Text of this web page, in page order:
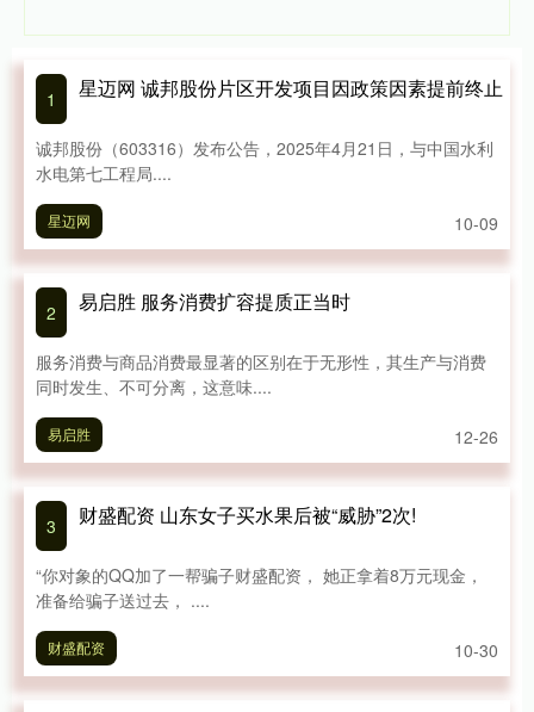
1 星迈网 诚邦股份片区开发项目因政策因素提前终止
诚邦股份（603316）发布公告，2025年4月21日，与中国水利
水电第七工程局....
星迈网 10-09
2 易启胜 服务消费扩容提质正当时
服务消费与商品消费最显著的区别在于无形性，其生产与消费
同时发生、不可分离，这意味....
易启胜 12-26
3 财盛配资 山东女子买水果后被“威胁”2次!
“你对象的QQ加了一帮骗子财盛配资， 她正拿着8万元现金，
准备给骗子送过去， ....
财盛配资 10-30